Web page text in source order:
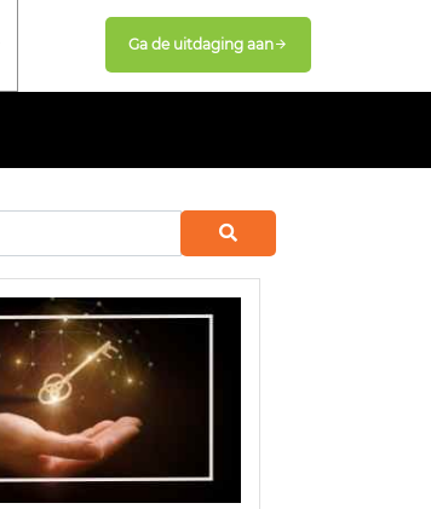
Ga de uitdaging aan